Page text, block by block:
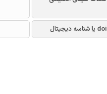
doi یا شناسه دیجیتال